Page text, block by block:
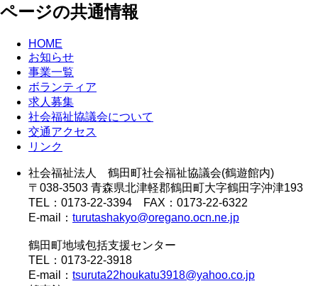
ページの共通情報
HOME
お知らせ
事業一覧
ボランティア
求人募集
社会福祉協議会について
交通アクセス
リンク
社会福祉法人 鶴田町社会福祉協議会(鶴遊館内)
〒038-3503 青森県北津軽郡鶴田町大字鶴田字沖津193
TEL：0173-22-3394 FAX：0173-22-6322
E-mail： turutashakyo@oregano.ocn.ne.jp
鶴田町地域包括支援センター
TEL：0173-22-3918
E-mail： tsuruta22houkatu3918@yahoo.co.jp